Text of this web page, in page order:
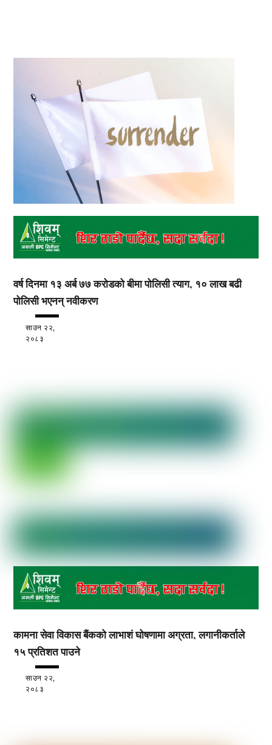
वर्ष दिनमा १३ अर्ब ७७ करोडको बीमा पोलिसी त्याग, १० लाख बढी
पोलिसी भएनन् नवीकरण
साउन २२,
२०८३
कामना सेवा विकास बैंकको लाभाशं घोषणामा अग्रता, लगानीकर्ताले
१५ प्रतिशत पाउने
साउन २२,
२०८३